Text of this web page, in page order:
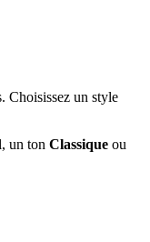
Choisissez un style
un ton Classique ou